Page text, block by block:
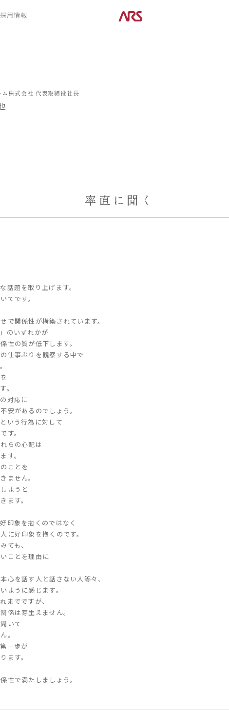
採用情報
ム株式会社 代表取締役社長
率直に聞く
話題を取り上げます。
てです。
で関係性が構築されています。
のいずれかが
性の質が低下します。
仕事ぶりを観察する中で
。
対応に
安があるのでしょう。
いう行為に対して
す。
らの心配は
す。
ことを
ません。
ようと
ます。
印象を抱くのではなく
に好印象を抱くのです。
ても、
ことを理由に
心を話す人と話さない人等々、
ように感じます。
までですが、
係は芽生えません。
いて
。
一歩が
ます。
性で満たしましょう。